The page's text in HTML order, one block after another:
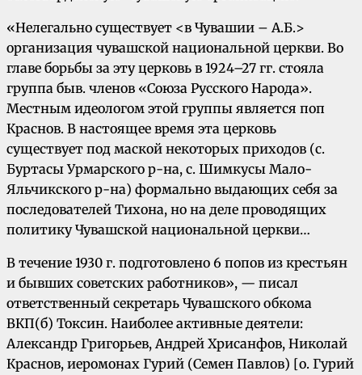
«Нелегально существует <в Чувашии – А.Б.>
организация чувашской национальной церкви. Во
главе борьбы за эту церковь в 1924–27 гг. стояла
группа быв. членов «Союза Русского Народа».
Местным идеологом этой группы является поп
Краснов. В настоящее время эта церковь
существует под маской некоторых приходов (с.
Буртасы Урмарского р-на, с. Шимкусы Мало-
Яльчикского р-на) формально выдающих себя за
последователей Тихона, но на деле проводящих
политику Чувашской национальной церкви…
В течение 1930 г. подготовлено 6 попов из крестьян
и бывших советских работников», — писал
ответственный секретарь Чувашского обкома
ВКП(б) Токсин. Наиболее активные деятели:
Александр Григорьев, Андрей Хрисанфов, Николай
Краснов, иеромонах Гурий (Семен Павлов) [о. Гурий